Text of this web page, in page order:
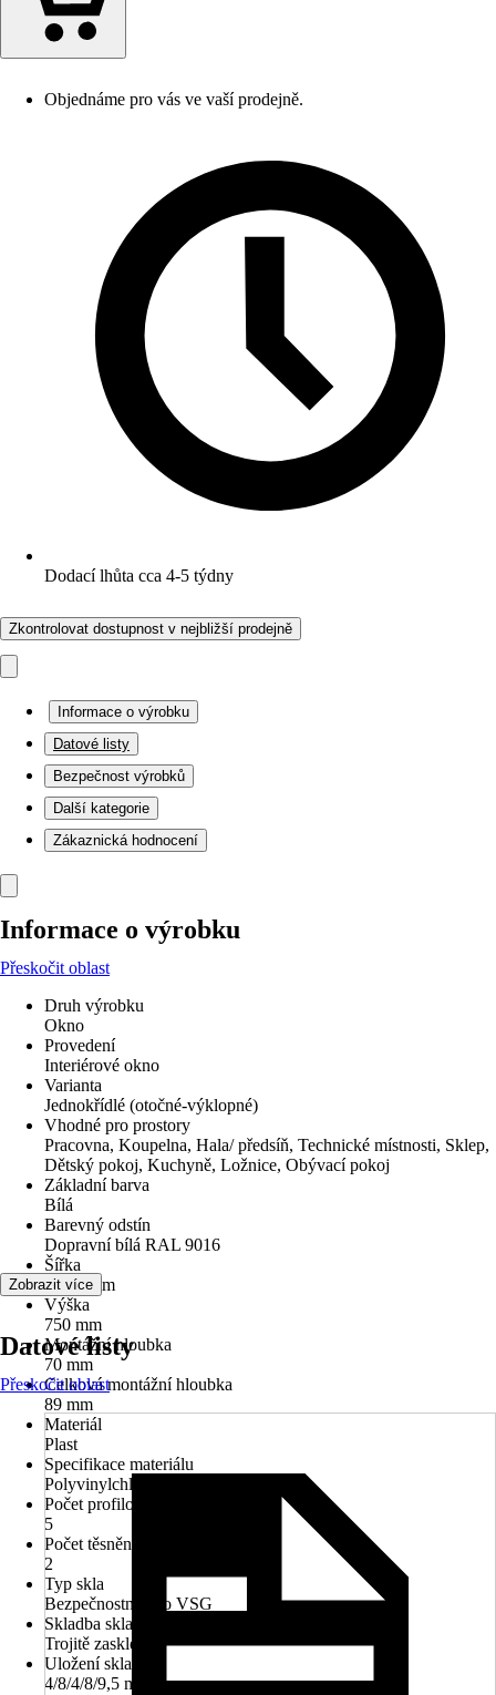
Objednáme pro vás ve vaší prodejně.
Dodací lhůta cca 4-5 týdny
Zkontrolovat dostupnost v nejbližší prodejně
Informace o výrobku
Datové listy
Bezpečnost výrobků
Další kategorie
Zákaznická hodnocení
Informace o výrobku
Přeskočit oblast
Druh výrobku
Okno
Provedení
Interiérové okno
Varianta
Jednokřídlé (otočné-výklopné)
Vhodné pro prostory
Pracovna, Koupelna, Hala/ předsíň, Technické místnosti, Sklep,
Dětský pokoj, Kuchyně, Ložnice, Obývací pokoj
Základní barva
Bílá
Barevný odstín
Dopravní bílá RAL 9016
Šířka
1 000 mm
Výška
750 mm
Montážní hloubka
70 mm
Celková montážní hloubka
89 mm
Materiál
Plast
Specifikace materiálu
Polyvinylchlorid (PVC)
Počet profilových komor
5
Počet těsnění
2
Typ skla
Bezpečnostní sklo VSG
Skladba skla
Trojitě zasklené
Uložení skla
4/8/4/8/9,5 mm
Zobrazit více
Datové listy
Přeskočit oblast